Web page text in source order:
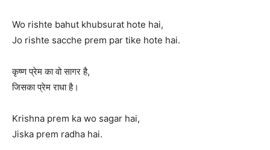
Wo rishte bahut khubsurat hote hai,
Jo rishte sacche prem par tike hote hai.
कृष्ण प्रेम का वो सागर है,
जिसका प्रेम राधा है।
Krishna prem ka wo sagar hai,
Jiska prem radha hai.